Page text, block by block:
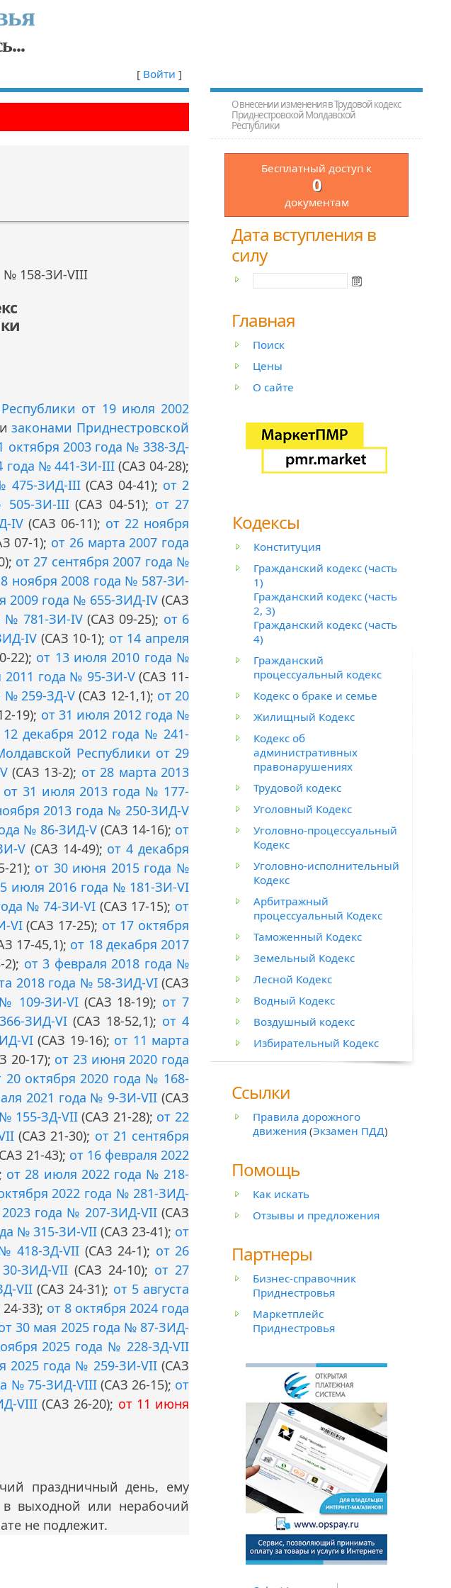
[ Войти ]
О внесении изменения в Трудовой кодекс
Приднестровской Молдавской
Республики
Бесплатный доступ к
0
документам
Дата вступления в
силу
Главная
Поиск
Цены
О сайте
Кодексы
Конституция
Гражданский кодекс (часть
1)
Гражданский кодекс (часть
2, 3)
Гражданский кодекс (часть
4)
Гражданский
процессуальный кодекс
Кодекс о браке и семье
Жилищный Кодекс
Кодекс об
административных
правонарушениях
Трудовой кодекс
Уголовный Кодекс
Уголовно-процессуальный
Кодекс
Уголовно-исполнительный
Кодекс
Арбитражный
процессуальный Кодекс
Таможенный Кодекс
Земельный Кодекс
Лесной Кодекс
Водный Кодекс
Воздушный кодекс
Избирательный Кодекс
Ссылки
Правила дорожного
движения (Экзамен ПДД)
Помощь
Как искать
Отзывы и предложения
Партнеры
Бизнес-справочник
Приднестровья
Маркетплейс
Приднестровья
№ 158-ЗИ-VIII
от 19 июля 2002
законами Приднестровской
октября 2003 года № 338-ЗД-
года № 441-ЗИ-III(САЗ 04-28);
475-ЗИД-III (САЗ 04-41); от 2
505-ЗИ-III(САЗ 04-51); от 27
IV (САЗ 06-11); от 22 ноября
07-1); от 26 марта 2007 года
от 27 сентября 2007 года №
ноября 2008 года № 587-ЗИ-
2009 года № 655-ЗИД-IV(САЗ
№ 781-ЗИ-IV(САЗ 09-25); от 6
IV (САЗ 10-1); от 14 апреля
22); от 13 июля 2010 года №
2011 года № 95-ЗИ-V(САЗ 11-
№ 259-ЗД-V (САЗ 12-1,1); от 20
19); от 31 июля 2012 года №
12 декабря 2012 года № 241-
Республики от 29
(САЗ 13-2); от 28 марта 2013
от 31 июля 2013 года № 177-
2013 года № 250-ЗИД-V
№ 86-ЗИД-V(САЗ 14-16); от
V(САЗ 14-49); от 4 декабря
21); от 30 июня 2015 года №
июля 2016 года № 181-ЗИ-VI
№ 74-ЗИ-VI (САЗ 17-15); от
VI(САЗ 17-25); от 17 октября
17-45,1); от 18 декабря 2017
от 3 февраля 2018 года №
2018 года № 58-ЗИД-VI(САЗ
109-ЗИ-VI(САЗ 18-19); от 7
ЗИД-VI (САЗ 18-52,1); от 4
VI(САЗ 19-16); от 11 марта
20-17); от 23 июня 2020 года
20 октября 2020 года № 168-
2021 года № 9-ЗИ-VII (САЗ
155-ЗД-VII(САЗ 21-28); от 22
(САЗ 21-30); от 21 сентября
21-43); от 16 февраля 2022
от 28 июля 2022 года № 218-
2022 года № 281-ЗИД-
года № 207-ЗИД-VII(САЗ
№ 315-ЗИ-VII (САЗ 23-41); от
418-ЗД-VII (САЗ 24-1); от 26
ЗИД-VII (САЗ 24-10); от 27
VII (САЗ 24-31); от 5 августа
33); от 8 октября 2024 года
30 мая 2025 года № 87-ЗИД-
2025 года № 228-ЗД-VII
2025 года № 259-ЗИ-VII(САЗ
№ 75-ЗИД-VIII(САЗ 26-15); от
VIII (САЗ 26-20); от 11 июня
праздничный день, ему
выходной или нерабочий
не подлежит.